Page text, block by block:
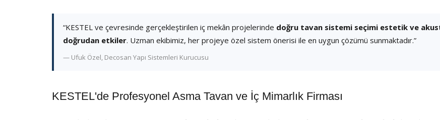
“KESTEL ve çevresinde gerçekleştirilen iç mekân projelerinde doğru tavan sistemi seçimi estetik ve
doğrudan etkiler. Uzman ekibimiz, her projeye özel sistem önerisi ile en uygun çözümü sunmaktadır.”
— Ufuk Özel, Decosan Yapı Sistemleri Kurucusu
KESTEL'de Profesyonel Asma Tavan ve İç Mimarlık Firması